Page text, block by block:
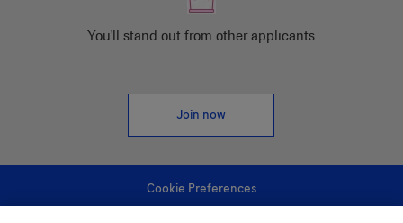
You'll stand out from other applicants
Join now
Cookie Preferences